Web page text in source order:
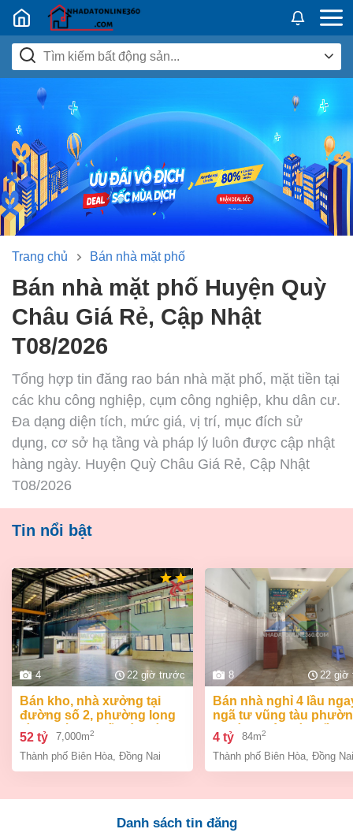
Nhadatban24h.vn
Trang chủ Bán nhà mặt phố
Bán nhà mặt phố Huyện Quỳ
Châu Giá Rẻ, Cập Nhật
T08/2026
Tổng hợp tin đăng rao bán nhà mặt phố, mặt tiền tại
các khu công nghiệp, cụm công nghiệp, khu dân cư.
Đa dạng diện tích, mức giá, vị trí, mục đích sử
dụng, cơ sở hạ tầng và pháp lý luôn được cập nhật
hàng ngày. Huyện Quỳ Châu Giá Rẻ, Cập Nhật
T08/2026
Tin nổi bật
4 22 giờ trước
bán kho, nhà xưởng tại
đường số 2, phường long
bình, thành phố biên hòa,
đồng nai giá 52 tỷ
52 tỷ 7,000m2
Thành phố Biên Hòa Đồng Nai
8 22 giờ
bán nhà nghỉ 4 lầu ngay
ngã tư vũng tàu
an bình biên hòa đồng
giá chỉ 4 tỷ
4 tỷ 84m2
Thành phố Biên Hòa Đồng Nai
Danh sách tin đăng